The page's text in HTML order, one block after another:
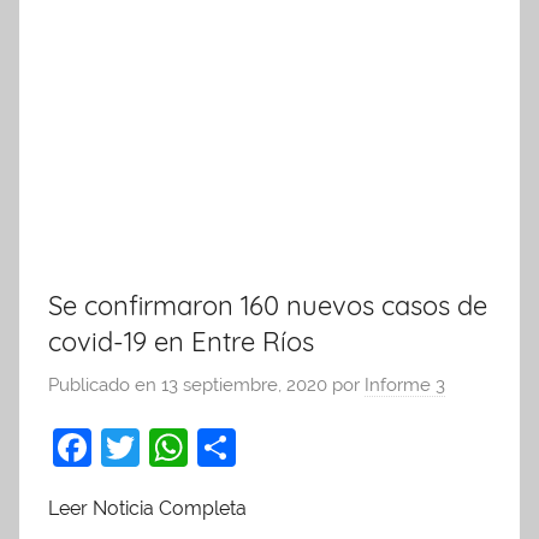
Se confirmaron 160 nuevos casos de
covid-19 en Entre Ríos
Publicado en 13 septiembre, 2020 por Informe 3
F
c
T
itt
W
at m
Leer Noticia Completa